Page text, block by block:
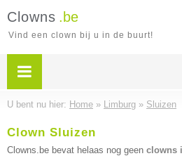
Clowns .be
Vind een clown bij u in de buurt!
U bent nu hier: Home » Limburg » Sluizen
Clown Sluizen
Clowns.be bevat helaas nog geen clowns